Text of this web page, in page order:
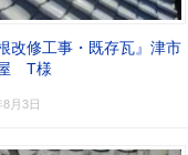
改修工事・既存瓦』津市
T様
8月3日